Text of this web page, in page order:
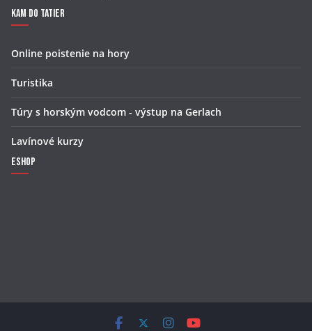
Kam do Tatier
Online poistenie na hory
Turistika
Túry s horským vodcom - výstup na Gerlach
Lavínové kurzy
Eshop